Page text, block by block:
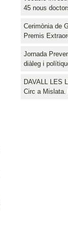
45 nous
Cerimònia de
Premis
Jornada
diàleg i
DAVALL LES
Circ a Mislata.